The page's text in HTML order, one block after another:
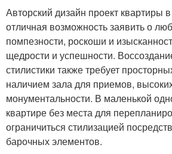
Авторский дизайн проект квартиры
отличная возможность заявить о
помпезности, роскоши и
щедрости и успешности.
стилистики также требует
наличием зала для приемов,
монументальности. В маленькой
квартире без места для
ограничиться стилизацией
барочных элементов.